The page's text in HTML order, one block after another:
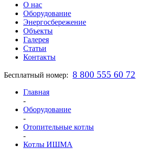
О нас
Оборудование
Энергосбережение
Объекты
Галерея
Статьи
Контакты
Бесплатный номер: 8 800 555 60 72
Главная
-
Оборудование
-
Отопительные котлы
-
Котлы ИШМА